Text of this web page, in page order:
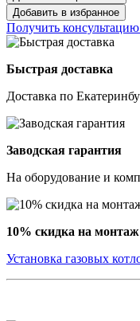
Добавить в избранное
Получить
Быстрая доставка
Доставка по
Заводская гарантия
На оборудование и
10% скидка на монтаж
Установка газовых